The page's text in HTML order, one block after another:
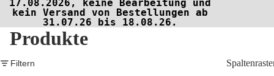
17.08.2026, keine Bearbeitung und
kein Versand von Bestellungen ab
31.07.26 bis 18.08.26.
Produkte
Filtern